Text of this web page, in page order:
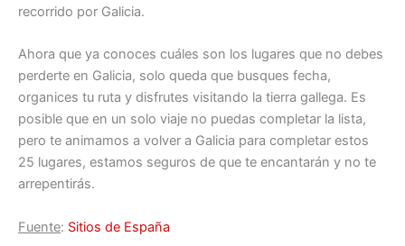
recorrido por Galicia.
Ahora que ya conoces cuáles son los lugares que no debes
perderte en Galicia, solo queda que busques fecha,
organices tu ruta y disfrutes visitando la tierra gallega. Es
posible que en un solo viaje no puedas completar la lista,
pero te animamos a volver a Galicia para completar estos
25 lugares, estamos seguros de que te encantarán y no te
arrepentirás.
Fuente: Sitios de España